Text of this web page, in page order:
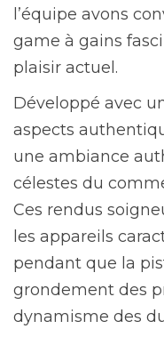
l’équipe avons
game à gains
plaisir actuel.
Développé avec
aspects
une ambiance
célestes du
Ces rendus
les appareils
pendant que la
grondement des
dynamisme des